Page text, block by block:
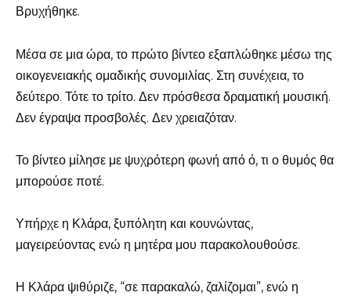
Βρυχήθηκε.
Μέσα σε μια ώρα, το πρώτο βίντεο εξαπλώθηκε μέσω της
οικογενειακής ομαδικής συνομιλίας. Στη συνέχεια, το
δεύτερο. Τότε το τρίτο. Δεν πρόσθεσα δραματική μουσική.
Δεν έγραψα προσβολές. Δεν χρειαζόταν.
Το βίντεο μίλησε με ψυχρότερη φωνή από ό, τι ο θυμός θα
μπορούσε ποτέ.
Υπήρχε η Κλάρα, ξυπόλητη και κουνώντας,
μαγειρεύοντας ενώ η μητέρα μου παρακολουθούσε.
Η Κλάρα ψιθύριζε, “σε παρακαλώ, ζαλίζομαι”, ενώ η